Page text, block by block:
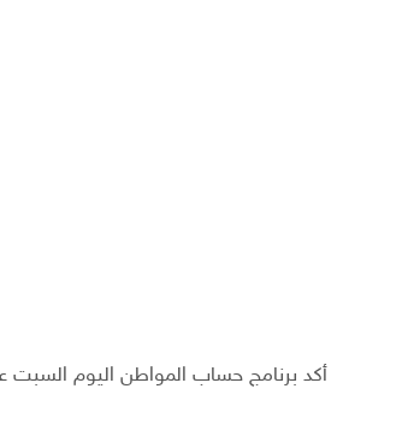
أكد برنامج حساب المواطن اليوم السبت